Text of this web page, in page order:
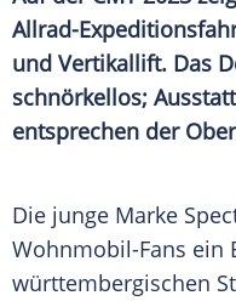
Allrad-
und Vertikallift. Das
schnörkellos;
entsprechen der
Die junge Marke
Wohnmobil-Fans ein
württembergischen